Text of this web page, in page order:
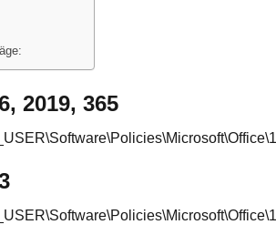
2019, 365